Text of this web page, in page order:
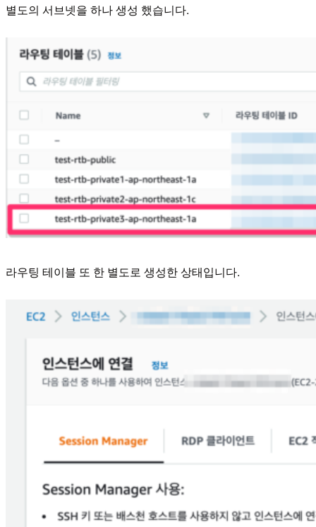
별도의 서브넷을 하나 생성 했습니다.
라우팅 테이블 또 한 별도로 생성한 상태입니다.